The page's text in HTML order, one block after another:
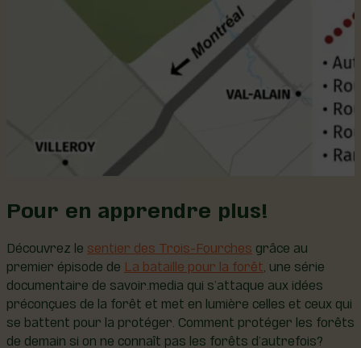
Pour en apprendre plus!
Découvrez le sentier des Trois-Fourches grâce au
premier épisode de La bataille pour la forêt , une série
documentaire de savoir.media qui s’attaque aux idées
préconçues de la forêt et met en lumière celles et ceux qui
se battent pour la protéger. Comment protéger les forêts
de demain si on ne connaît pas les forêts d’autrefois?